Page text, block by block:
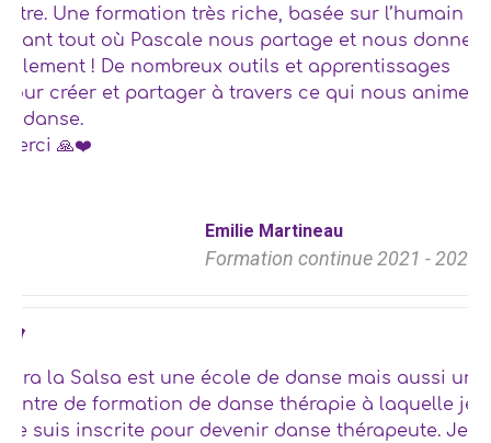
l’être. Une formation très riche, basée sur l’humain
avant tout où Pascale nous partage et nous donne
tellement ! De nombreux outils et apprentissages
pour créer et partager à travers ce qui nous anime:
la danse.
Merci 🙏❤️
Emilie Martineau
Formation continue 2021 - 2022
Para la Salsa est une école de danse mais aussi un
centre de formation de danse thérapie à laquelle je
me suis inscrite pour devenir danse thérapeute. Je